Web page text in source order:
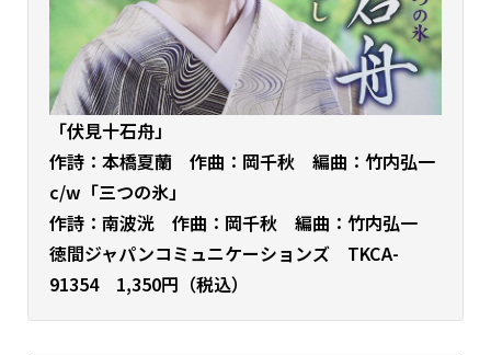
「伏見十石舟」
作詩：本橋夏蘭 作曲：岡千秋 編曲：竹内弘一
c/w「三つの氷」
作詩：南波洸 作曲：岡千秋 編曲：竹内弘一
徳間ジャパンコミュニケーションズ TKCA-
91354 1,350円（税込）